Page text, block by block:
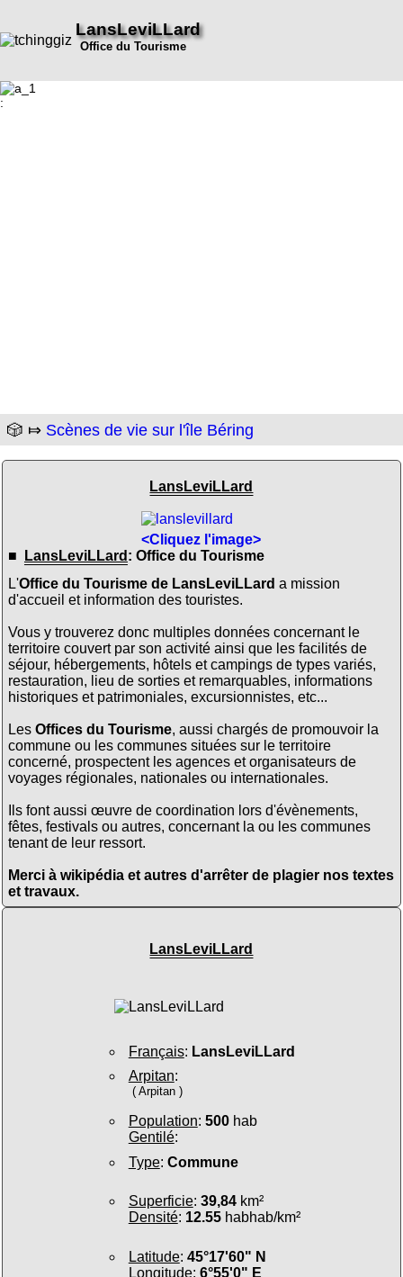
LansLeviLLard
Office du Tourisme
:
🎲 ⤇ Scènes de vie sur l'île Béring
LansLeviLLard
<Cliquez l'image>
■
LansLeviLLard : Office du Tourisme
L'Office du Tourisme de LansLeviLLard a mission
d'accueil et information des touristes.
Vous y trouverez donc multiples données concernant le
territoire couvert par son activité ainsi que les facilités de
séjour, hébergements, hôtels et campings de types variés,
restauration, lieu de sorties et remarquables, informations
historiques et patrimoniales, excursionnistes, etc...
Les Offices du Tourisme, aussi chargés de promouvoir la
commune ou les communes situées sur le territoire
concerné, prospectent les agences et organisateurs de
voyages régionales, nationales ou internationales.
Ils font aussi œuvre de coordination lors d'évènements,
fêtes, festivals ou autres, concernant la ou les communes
tenant de leur ressort.
Merci à wikipédia et autres d'arrêter de plagier nos textes
et travaux.
LansLeviLLard
Français: LansLeviLLard
Arpitan:
( Arpitan )
Population: 500hab
Gentilé:
Type: Commune
Superficie: 39,84km²
Densité: 12.55habhab/km²
Latitude: 45°17'60" N
Longitude: 6°55'0" E